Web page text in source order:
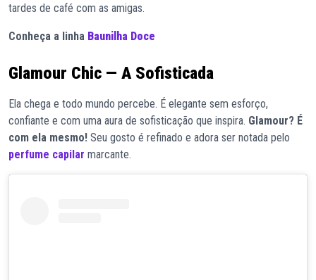
tardes de café com as amigas.
Conheça a linha Baunilha Doce
Glamour Chic — A Sofisticada
Ela chega e todo mundo percebe. É elegante sem esforço,
confiante e com uma aura de sofisticação que inspira. Glamour? É
com ela mesmo! Seu gosto é refinado e adora ser notada pelo
perfume capilar marcante.